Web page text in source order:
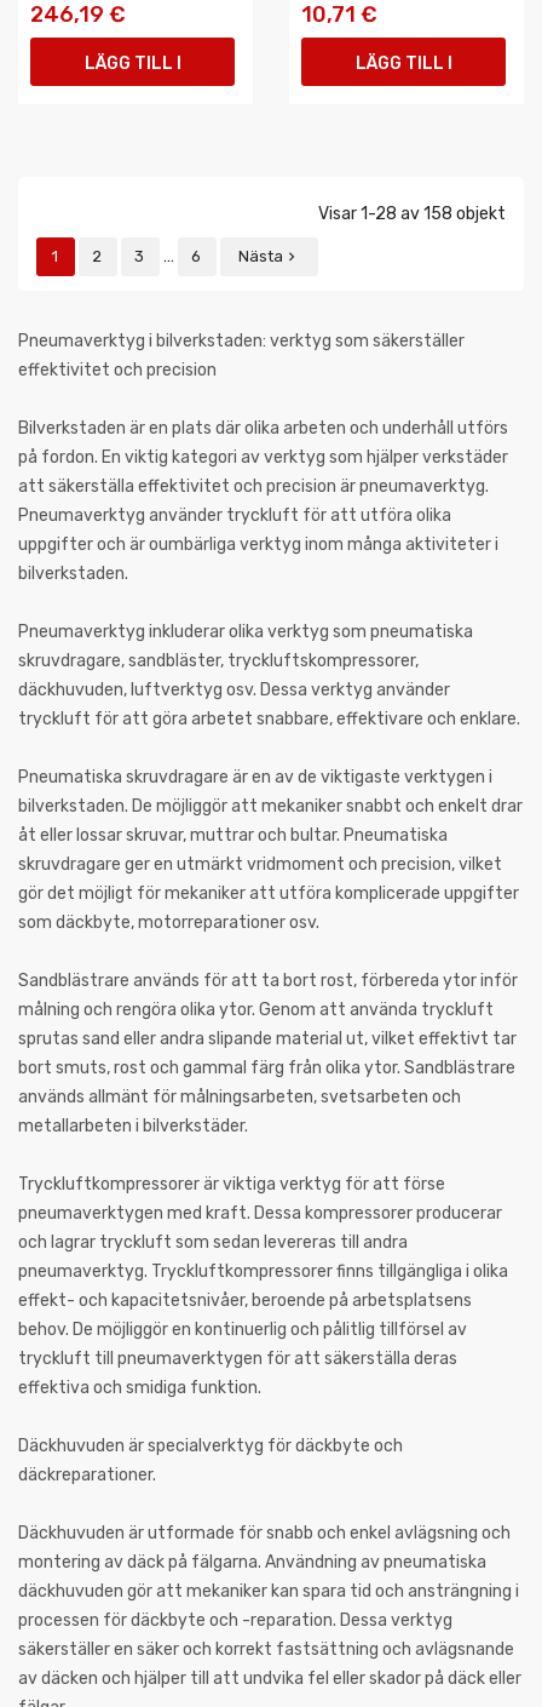
246,19 €
LÄGG TILL I
10,71 €
LÄGG TILL I
Visar 1-28 av 158 objekt
1 2 3 … 6 Nästa 
Pneumaverktyg i bilverkstaden: verktyg som säkerställer
effektivitet och precision
Bilverkstaden är en plats där olika arbeten och underhåll utförs
på fordon. En viktig kategori av verktyg som hjälper verkstäder
att säkerställa effektivitet och precision är pneumaverktyg.
Pneumaverktyg använder tryckluft för att utföra olika
uppgifter och är oumbärliga verktyg inom många aktiviteter i
bilverkstaden.
Pneumaverktyg inkluderar olika verktyg som pneumatiska
skruvdragare, sandbläster, tryckluftskompressorer,
däckhuvuden, luftverktyg osv. Dessa verktyg använder
tryckluft för att göra arbetet snabbare, effektivare och enklare.
Pneumatiska skruvdragare är en av de viktigaste verktygen i
bilverkstaden. De möjliggör att mekaniker snabbt och enkelt drar
åt eller lossar skruvar, muttrar och bultar. Pneumatiska
skruvdragare ger en utmärkt vridmoment och precision, vilket
gör det möjligt för mekaniker att utföra komplicerade uppgifter
som däckbyte, motorreparationer osv.
Sandblästrare används för att ta bort rost, förbereda ytor inför
målning och rengöra olika ytor. Genom att använda tryckluft
sprutas sand eller andra slipande material ut, vilket effektivt tar
bort smuts, rost och gammal färg från olika ytor. Sandblästrare
används allmänt för målningsarbeten, svetsarbeten och
metallarbeten i bilverkstäder.
Tryckluftkompressorer är viktiga verktyg för att förse
pneumaverktygen med kraft. Dessa kompressorer producerar
och lagrar tryckluft som sedan levereras till andra
pneumaverktyg. Tryckluftkompressorer finns tillgängliga i olika
effekt- och kapacitetsnivåer, beroende på arbetsplatsens
behov. De möjliggör en kontinuerlig och pålitlig tillförsel av
tryckluft till pneumaverktygen för att säkerställa deras
effektiva och smidiga funktion.
Däckhuvuden är specialverktyg för däckbyte och
däckreparationer.
Däckhuvuden är utformade för snabb och enkel avlägsning och
montering av däck på fälgarna. Användning av pneumatiska
däckhuvuden gör att mekaniker kan spara tid och ansträngning i
processen för däckbyte och -reparation. Dessa verktyg
säkerställer en säker och korrekt fastsättning och avlägsnande
av däcken och hjälper till att undvika fel eller skador på däck eller